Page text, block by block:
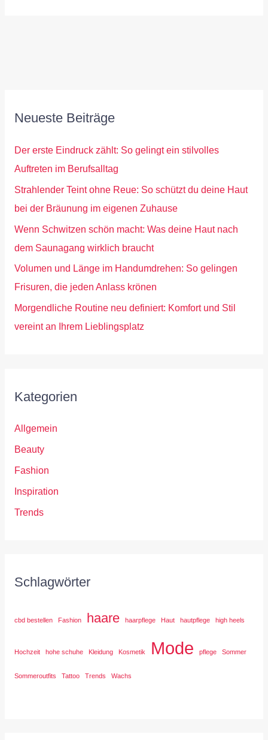
Neueste Beiträge
Der erste Eindruck zählt: So gelingt ein stilvolles
Auftreten im Berufsalltag
Strahlender Teint ohne Reue: So schützt du deine Haut
bei der Bräunung im eigenen Zuhause
Wenn Schwitzen schön macht: Was deine Haut nach
dem Saunagang wirklich braucht
Volumen und Länge im Handumdrehen: So gelingen
Frisuren, die jeden Anlass krönen
Morgendliche Routine neu definiert: Komfort und Stil
vereint an Ihrem Lieblingsplatz
Kategorien
Allgemein
Beauty
Fashion
Inspiration
Trends
Schlagwörter
cbd bestellen Fashion haare haarpflege Haut hautpflege high heels
Hochzeit hohe schuhe Kleidung Kosmetik Mode pflege Sommer
Sommeroutfits Tattoo Trends Wachs